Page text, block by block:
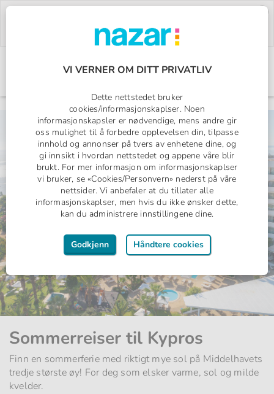
Bruk rabattkoden:PW26.
Nazar logo
All Inclusive
1 uke med fly
Fra
fra 10297,-
per person
Sommerreiser til Kypros
Finn en sommerferie med riktigt mye sol på Middelhavets
tredje største øy! For deg som elsker varme, sol og milde
kvelder.
VI VERNER OM DITT PRIVATLIV
Dette nettstedet bruker
cookies/informasjonskaplser. Noen
informasjonskapsler er nødvendige, mens andre gir
oss mulighet til å forbedre opplevelsen din, tilpasse
innhold og annonser på tvers av enhetene dine, og
gi innsikt i hvordan nettstedet og appene våre blir
brukt. For mer informasjon om informasjonskaplser
vi bruker, se «Cookies/Personvern» nederst på våre
nettsider. Vi anbefaler at du tillater alle
informasjonskaplser, men hvis du ikke ønsker dette,
kan du administrere innstillingene dine.
Godkjenn Håndtere cookies